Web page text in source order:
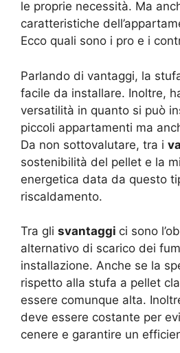
le proprie necessità. Ma
caratteristiche
Ecco quali sono i pro e i
Parlando di vantaggi, la
facile da installare. Inoltre,
versatilità in quanto si può
piccoli appartamenti ma
Da non sottovalutare, tra i
sostenibilità del pellet e la
energetica data da questo
riscaldamento.
Tra gli svantaggi ci sono
alternativo di scarico dei
installazione. Anche se la
rispetto alla stufa a pellet
essere comunque alta.
deve essere costante per
cenere e garantire un